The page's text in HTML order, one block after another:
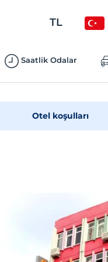
TL
Saatlik Odalar
Otel koşulları